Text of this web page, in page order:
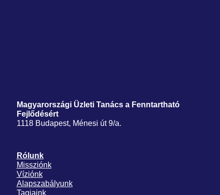
Magyarországi Üzleti Tanács a Fenntartható
Fejlődésért
1118 Budapest, Ménesi út 9/a.
Rólunk
Missziónk
Víziónk
Alapszabályunk
Tagjaink